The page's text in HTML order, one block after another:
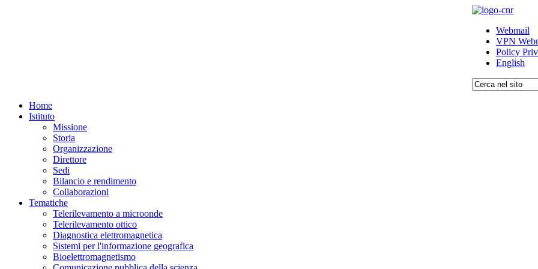
Webmail
VPN
Policy
English
Home
Istituto
Missione
Storia
Organizzazione
Direttore
Sedi
Bilancio e rendimento
Collaborazioni
Tematiche
Telerilevamento a microonde
Telerilevamento ottico
Diagnostica elettromagnetica
Sistemi per l'informazione geografica
Bioelettromagnetismo